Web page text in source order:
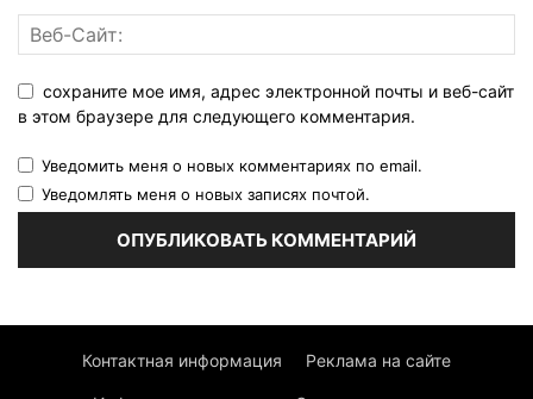
сохраните мое имя, адрес электронной почты и веб-сайт
в этом браузере для следующего комментария.
Уведомить меня о новых комментариях по email.
Уведомлять меня о новых записях почтой.
Контактная информация Реклама на сайте